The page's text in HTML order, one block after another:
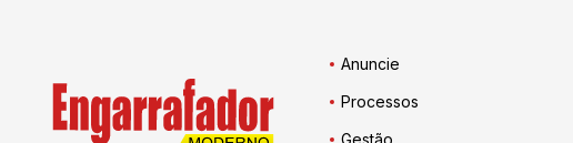
Anuncie
Processos
Gestão